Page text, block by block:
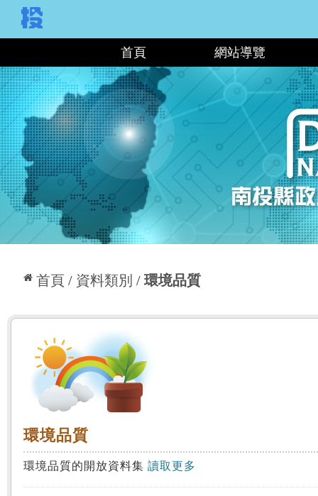
首頁 網站導覽
首頁 資料類別 環境品質
:::
環境品質
環境品質
環境品質的開放資料集 讀取更多